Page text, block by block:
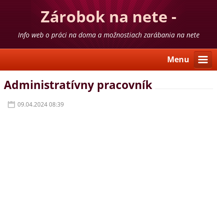
Zárobok na nete -
skúsenosti
Info web o práci na doma a možnostiach zarábania na nete
Menu
Administratívny pracovník
09.04.2024 08:39